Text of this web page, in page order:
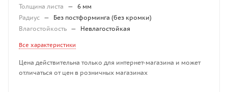
Толщина листа
— 6 мм
Радиус —
Без постформинга (без кромки)
Влагостойкость — Невлагостойкая
Все характеристики
Цена действительна только для интернет-магазина и может
отличаться от цен в розничных магазинах